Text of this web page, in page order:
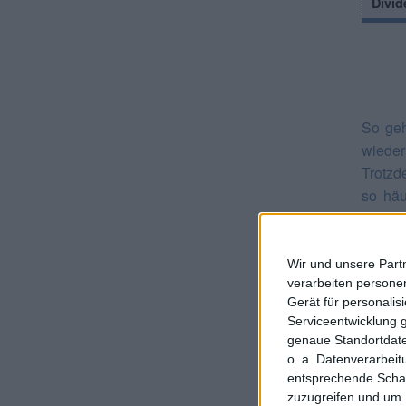
Wir und unsere
verarbeiten
Gerät für
Serviceentwicklung
genaue
o. a.
entsprechende
zuzugreifen und um
So
so
Aktie
nicht